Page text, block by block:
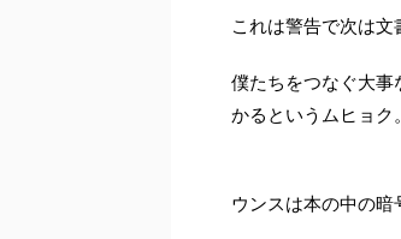
これは警告で次は文
僕たちをつなぐ大事
かるというムヒョク。
ウンスは本の中の暗